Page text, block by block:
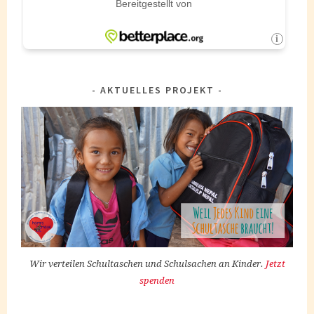
AKTUELLES PROJEKT
Wir verteilen Schultaschen und Schulsachen an Kinder. Jetzt
spenden